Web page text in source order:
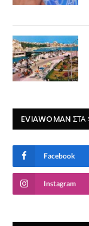
EVIAWOMAN ΣΤΑ
Facebook
Instagram